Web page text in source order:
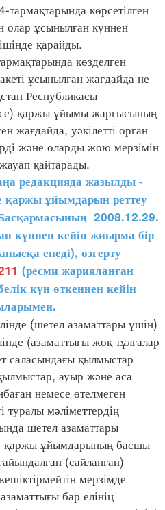
көрсетілген
олар ұсынылған күннен
қарайды.
көзделген
ұсынылған жағдайда не
Республикасы
қаржы ұйымы жарғысының
жағдайда, уәкілетті орган
және оларды жою мерзімін
қайтарады.
редакцияда жазылды -
ұйымдарын реттеу
Басқармасының 2008.12.29.
күннен кейін жиырма бір
енеді), өзгерту
(ресми жарияланған
күн өткеннен кейін
(шетел азаматтары үшін)
(азаматтығы жоқ тұлғалар
саласындағы қылмыстар
ауыр және аса
немесе өтелмеген
туралы мәліметтердің
шетел азаматтары
қаржы ұйымдарының басшы
(сайланған)
мерзімде
бар елінің